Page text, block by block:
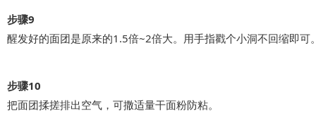
步骤9
醒发好的面团是原来的1.5倍~2倍大。用手指戳个小洞不回缩即可
步骤10
把面团揉搓排出空气，可撒适量干面粉防粘。